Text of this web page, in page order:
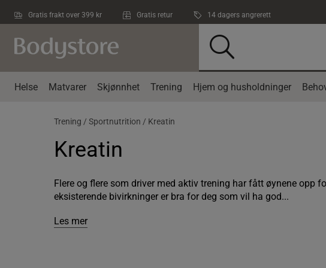
Gratis frakt over 399 kr Gratis retur 14 dagers angrerett
Helse Matvarer Skjønnhet Trening Hjem og husholdninger
Trening / Sportnutrition / Kreatin
Kreatin
Flere og flere som driver med aktiv trening har fått øynene opp
eksisterende bivirkninger er bra for deg som vil ha god...
Les mer